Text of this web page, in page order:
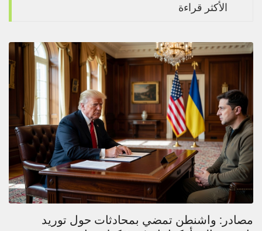
الأكثر قراءة
مصادر: واشنطن تمضي بمحادثات حول توريد